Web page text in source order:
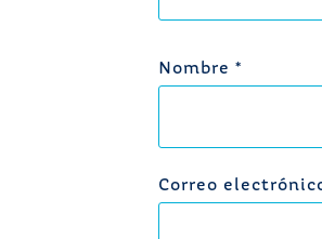
Nombre *
Correo